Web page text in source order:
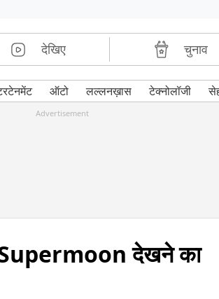
देखिए चुनाव
ऑटो लल्लनख़ास टेक्नोलॉजी
Advertisement
Supermoon देखने का